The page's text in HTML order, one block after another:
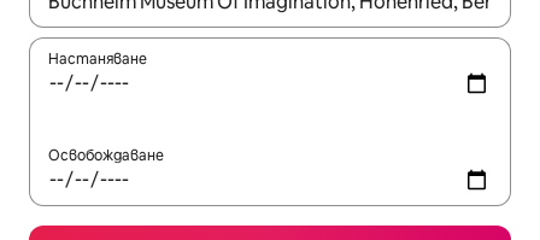
Настаняване
Освобождаване